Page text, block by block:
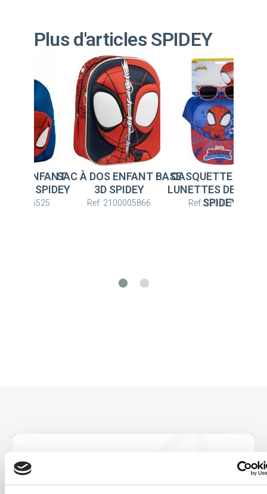
Plus d'articles SPIDEY
ENFANT BASE
SPIDEY
2100005866
CASQUETTE SET DE
LUNETTES DE SOLEIL
SPIDEY
Ref: 2200010093
SAC À DOS
MATERNELLE
Ref: 2100006525